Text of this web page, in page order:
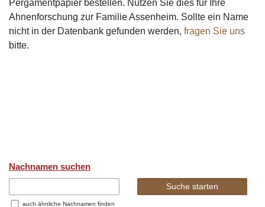
Pergamentpapier bestellen. Nutzen Sie dies für Ihre
Ahnenforschung zur Familie Assenheim. Sollte ein Name
nicht in der Datenbank gefunden werden, fragen Sie uns
bitte.
Nachnamen suchen
auch ähnliche Nachnamen finden